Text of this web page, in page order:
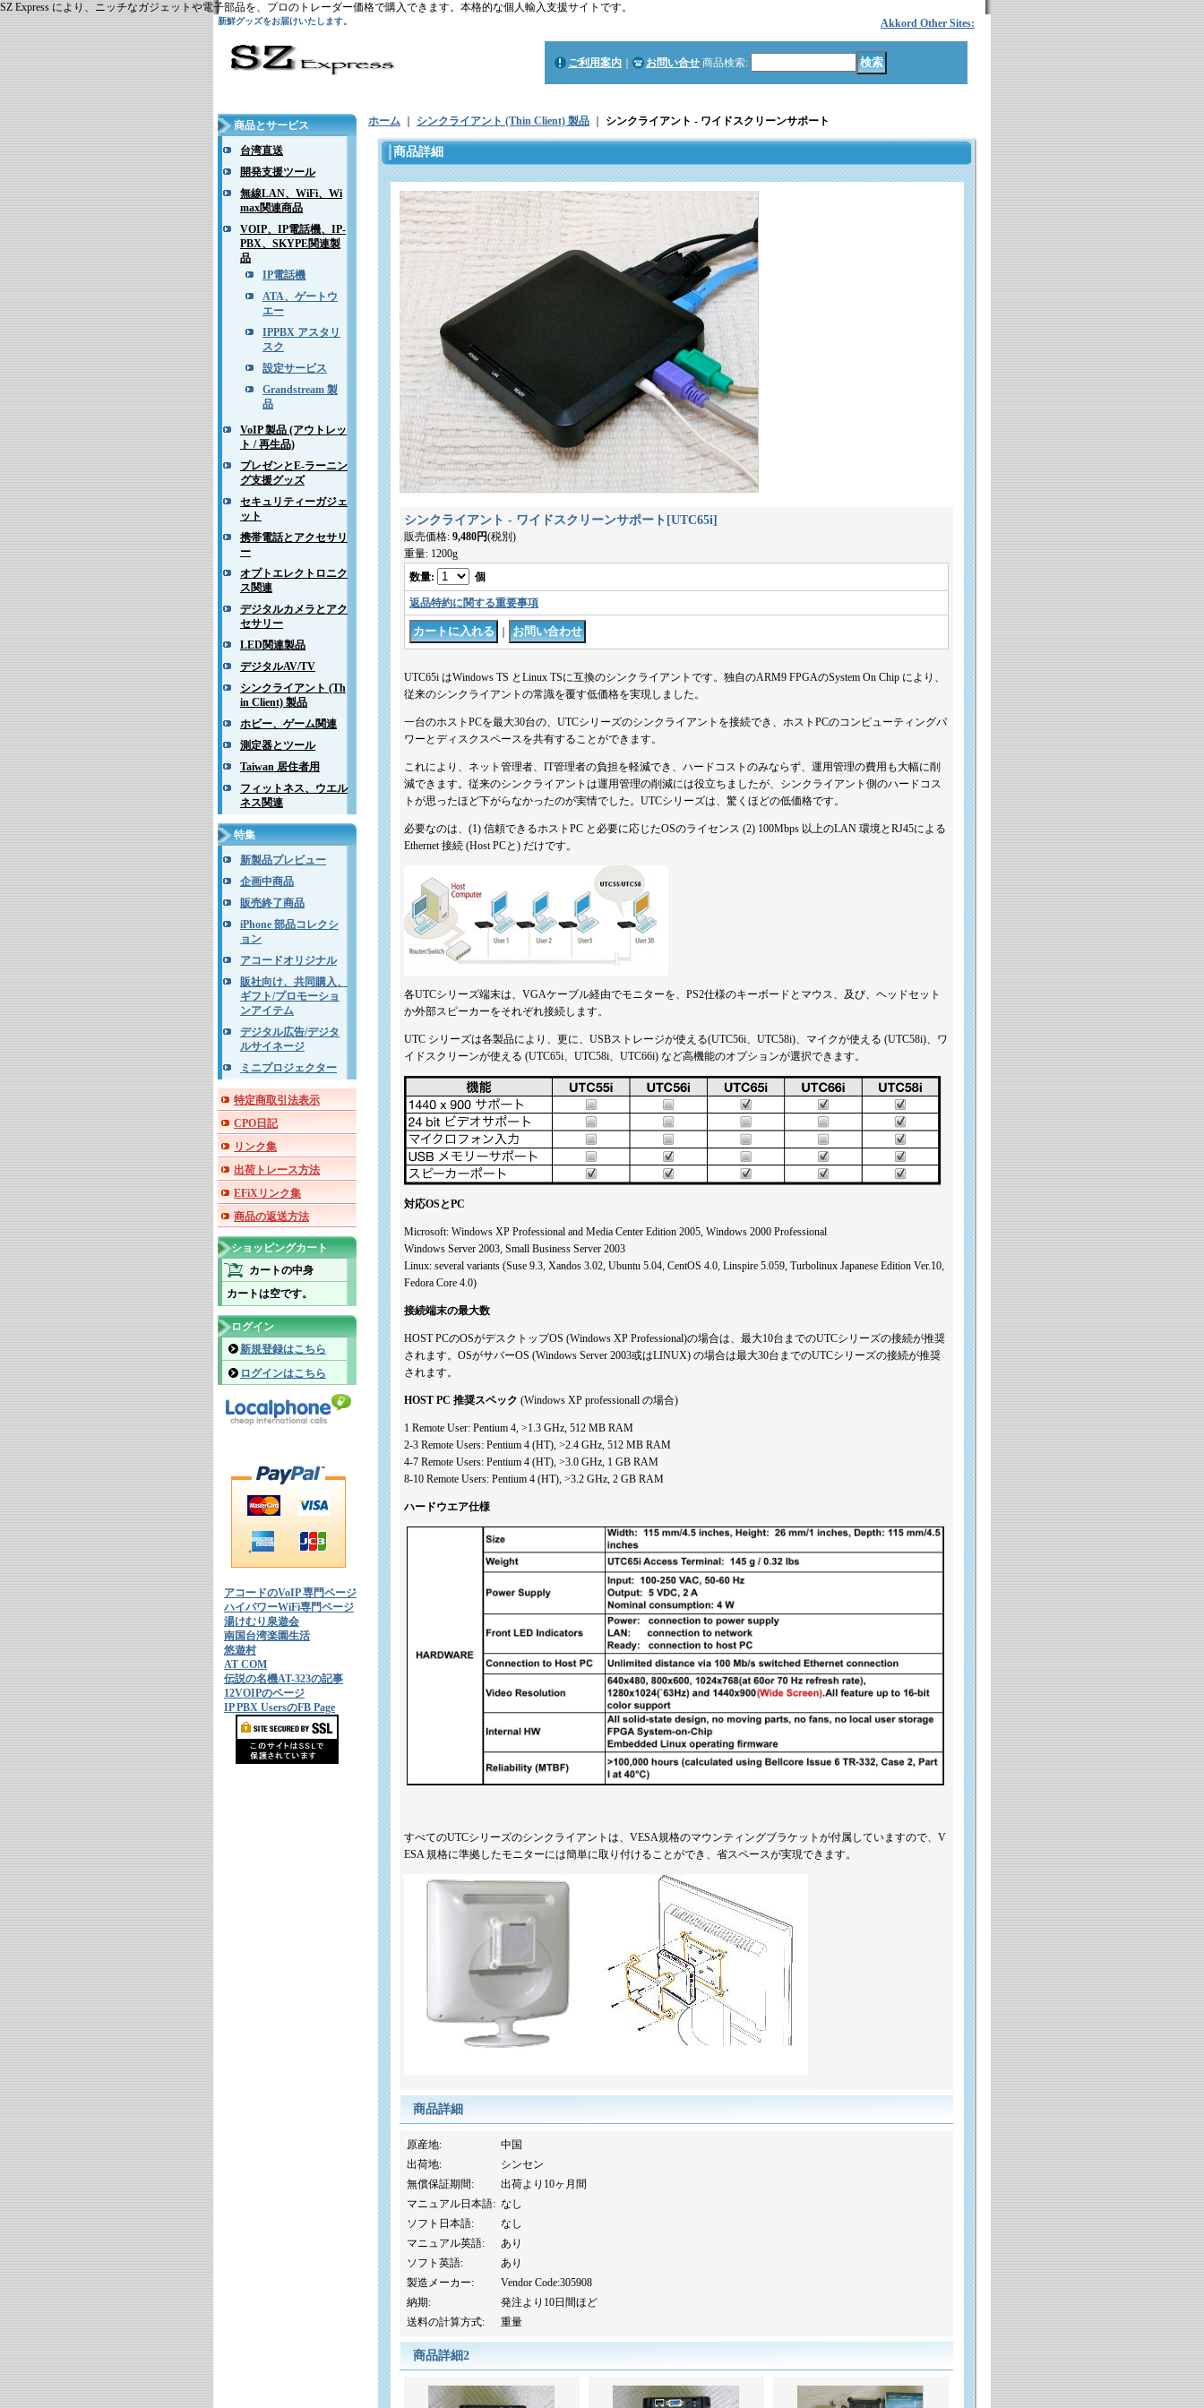
SZ Express により、ニッチなガジェットや電子部品を、プロのトレーダー価格で購入できます。本格的な個人輸入支援サイトです。
Akkord Other Sites:
新鮮グッズをお届けいたします。
ご利用案内 お問い合せ 商品検索:
商品とサービス
台湾直送
開発支援ツール
無線LAN、WiFi、Wi
max関連商品
VOIP、IP電話機、IP-
PBX、SKYPE関連製
品
IP電話機
ATA、ゲートウ
エー
IPPBX アスタリ
スク
設定サービス
Grandstream 製
品
VoIP 製品 (アウトレッ
ト / 再生品)
プレゼンとE-ラーニン
グ支援グッズ
セキュリティーガジェ
ット
携帯電話とアクセサリ
ー
オプトエレクトロニク
ス関連
デジタルカメラとアク
セサリー
LED関連製品
デジタルAV/TV
シンクライアント (Th
in Client) 製品
ホビー、ゲーム関連
測定器とツール
Taiwan 居住者用
フィットネス、ウエル
ネス関連
特集
新製品プレビュー
企画中商品
販売終了商品
iPhone 部品コレクシ
ョン
アコードオリジナル
販社向け、共同購入、
ギフト/プロモーショ
ンアイテム
デジタル広告/デジタ
ルサイネージ
ミニプロジェクター
特定商取引法表示
CPO日記
リンク集
出荷トレース方法
EFiXリンク集
商品の返送方法
ショッピングカート
カートの中身
カートは空です。
ログイン
新規登録はこちら
ログインはこちら
アコードのVoIP 専門ページ
ハイパワーWiFi専門ページ
湯けむり泉遊会
南国台湾楽園生活
悠遊村
AT COM
伝説の名機AT-323の記事
12VOIPのページ
IP PBX UsersのFB Page
ホーム シンクライアント (Thin Client) 製品 シンクライアント - ワイドスクリーンサポート
商品詳細
シンクライアント - ワイドスクリーンサポート [UTC65i]
販売価格: 9,480円(税別)
重量: 1200g
数量: 個
返品特約に関する重要事項
UTC65i はWindows TS とLinux TSに互換のシンクライアントです。独自のARM9 FPGAのSystem On Chip により、
従来のシンクライアントの常識を覆す低価格を実現しました。
一台のホストPCを最大30台の、UTCシリーズのシンクライアントを接続でき、ホストPCのコンピューティングパ
ワーとディスクスペースを共有することができます。
これにより、ネット管理者、IT管理者の負担を軽減でき、ハードコストのみならず、運用管理の費用も大幅に削
減できます。従来のシンクライアントは運用管理の削減には役立ちましたが、シンクライアント側のハードコス
トが思ったほど下がらなかったのが実情でした。UTCシリーズは、驚くほどの低価格です。
必要なのは、(1) 信頼できるホストPC と必要に応じたOSのライセンス (2) 100Mbps 以上のLAN 環境とRJ45による
Ethernet 接続 (Host PCと) だけです。
各UTCシリーズ端末は、VGAケーブル経由でモニターを、PS2仕様のキーボードとマウス、及び、ヘッドセット
か外部スピーカーをそれぞれ接続します。
UTC シリーズは各製品により、更に、USBストレージが使える(UTC56i、UTC58i)、マイクが使える (UTC58i)、ワ
イドスクリーンが使える (UTC65i、UTC58i、UTC66i) など高機能のオプションが選択できます。
対応OSとPC
Microsoft: Windows XP Professional and Media Center Edition 2005, Windows 2000 Professional
Windows Server 2003, Small Business Server 2003
Linux: several variants (Suse 9.3, Xandos 3.02, Ubuntu 5.04, CentOS 4.0, Linspire 5.059, Turbolinux Japanese Edition Ver.10,
Fedora Core 4.0)
接続端末の最大数
HOST PCのOSがデスクトップOS (Windows XP Professional)の場合は、最大10台までのUTCシリーズの接続が推奨
されます。OSがサバーOS (Windows Server 2003或はLINUX) の場合は最大30台までのUTCシリーズの接続が推奨
されます。
HOST PC 推奨スペック (Windows XP professionall の場合)
1 Remote User: Pentium 4, >1.3 GHz, 512 MB RAM
2-3 Remote Users: Pentium 4 (HT), >2.4 GHz, 512 MB RAM
4-7 Remote Users: Pentium 4 (HT), >3.0 GHz, 1 GB RAM
8-10 Remote Users: Pentium 4 (HT), >3.2 GHz, 2 GB RAM
ハードウエア仕様
すべてのUTCシリーズのシンクライアントは、VESA規格のマウンティングブラケットが付属していますので、V
ESA 規格に準拠したモニターには簡単に取り付けることができ、省スペースが実現できます。
商品詳細
原産地:
中国
出荷地:
シンセン
無償保証期間:
出荷より10ヶ月間
マニュアル日本語: なし
ソフト日本語:
なし
マニュアル英語:
あり
ソフト英語:
あり
製造メーカー:
Vendor Code:305908
納期:
発注より10日間ほど
送料の計算方式: 重量
商品詳細2